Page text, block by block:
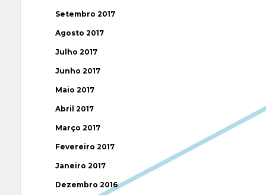
Setembro 2017
Agosto 2017
Julho 2017
Junho 2017
Maio 2017
Abril 2017
Março 2017
Fevereiro 2017
Janeiro 2017
Dezembro 2016